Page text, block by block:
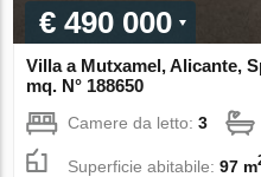
€ 490 000
Villa a Mutxamel, Alicante,
mq. N° 188650
Camere da letto:3
Superficie abitabile:97 m